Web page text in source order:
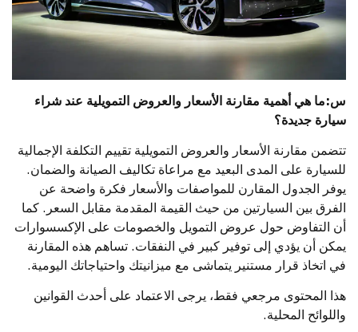
س:ما هي أهمية مقارنة الأسعار والعروض التمويلية عند شراء
سيارة جديدة؟
تتضمن مقارنة الأسعار والعروض التمويلية تقييم التكلفة الإجمالية
للسيارة على المدى البعيد مع مراعاة تكاليف الصيانة والضمان.
يوفر الجدول المقارن للمواصفات والأسعار فكرة واضحة عن
الفرق بين السيارتين من حيث القيمة المقدمة مقابل السعر. كما
أن التفاوض حول عروض التمويل والخصومات على الإكسسوارات
يمكن أن يؤدي إلى توفير كبير في النفقات. تساهم هذه المقارنة
في اتخاذ قرار مستنير يتماشى مع ميزانيتك واحتياجاتك اليومية.
هذا المحتوى مرجعي فقط، يرجى الاعتماد على أحدث القوانين
واللوائح المحلية.